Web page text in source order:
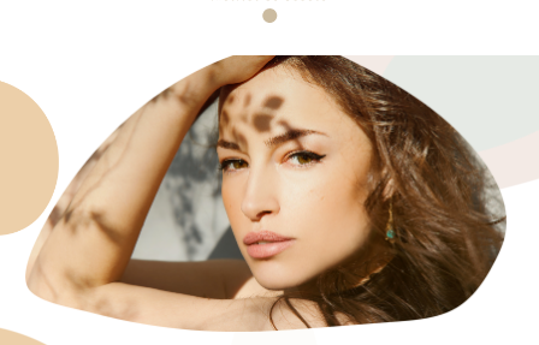
Soins
Je veux faire un bon cadeau
Plan d’accès
Prendre RDV